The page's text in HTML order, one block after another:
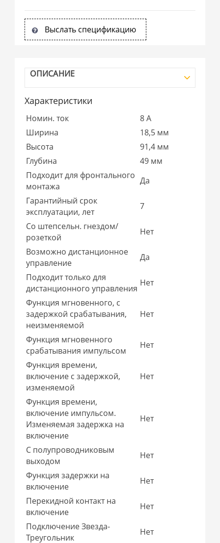
Выслать спецификацию
ОПИСАНИЕ
Характеристики
Номин. ток
8 А
Ширина
18,5 мм
Высота
91,4 мм
Глубина
49 мм
Подходит для фронтального
монтажа
Да
Гарантийный срок
эксплуатации, лет
7
Со штепсельн. гнездом/
розеткой
Нет
Возможно дистанционное
управление
Да
Подходит только для
дистанционного управления
Нет
Функция мгновенного, с
задержкой срабатывания,
неизменяемой
Нет
Функция мгновенного
срабатывания импульсом
Нет
Функция времени,
включение с задержкой,
изменяемой
Нет
Функция времени,
включение импульсом.
Изменяемая задержка на
включение
Нет
С полупроводниковым
выходом
Нет
Функция задержки на
включение
Нет
Перекидной контакт на
включение
Нет
Подключение Звезда-
Треугольник
Нет